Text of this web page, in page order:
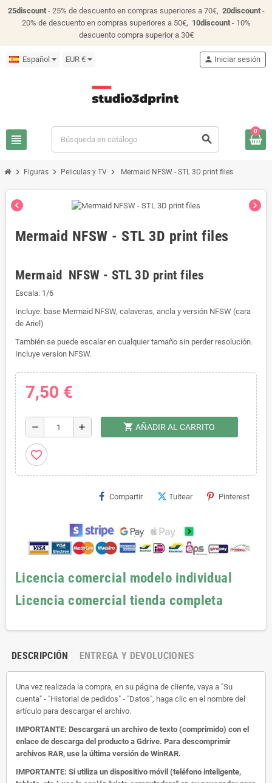
25discount- 25% de descuento en compras superiores a 70€, 20discount-
20% de descuento en compras superiores a 50€, 10discount- 10%
descuento compra superior a 30€
Español EUR €
view_headline search
person Iniciar sesión
0
chevron_right Figuras chevron_right Peliculas y TV chevron_right Mermaid NFSW - STL 3D print files
chevron_left chevron_right
Mermaid NFSW - STL 3D print files
Mermaid NFSW - STL 3D print files
Escala: 1/6
Incluye: base Mermaid NFSW, calaveras, ancla y versión NFSW (cara
de Ariel)
También se puede escalar en cualquier tamaño sin perder resolución.
Incluye version NFSW.
7,50 €
remove add shopping_cart AÑADIR AL CARRITO
favorite_border
Compartir Tuitear Pinterest
Licencia comercial modelo individual
Licencia comercial tienda completa
DESCRIPCIÓN ENTREGA Y DEVOLUCIONES
Una vez realizada la compra, en su página de cliente, vaya a "Su
cuenta" - "Historial de pedidos" - "Datos", haga clic en el nombre del
artículo para descargar el archivo.
IMPORTANTE: Descargará un archivo de texto (comprimido) con el
enlace de descarga del producto a Gdrive. Para descomprimir
archivos RAR, use la última versión de WinRAR.
IMPORTANTE: Si utiliza un dispositivo móvil (teléfono inteligente,